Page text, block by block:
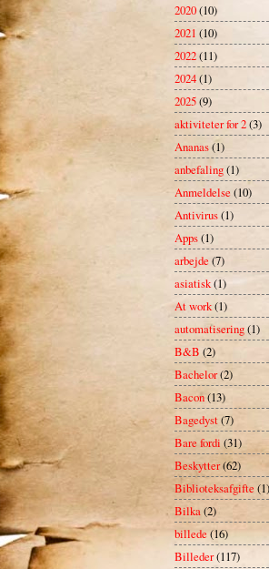
2020(10)
2021 (10)
2022(11)
2024(1)
2025(9)
aktiviteter for 2(3)
Ananas(1)
anbefaling(1)
Anmeldelse(10)
Antivirus(1)
Apps(1)
arbejde (7)
asiatisk(1)
At work(1)
automatisering(1)
B&B (2)
Bachelor(2)
Bacon(13)
Bagedyst(7)
Bare fordi (31)
Beskytter(62)
Biblioteksafgifte (1)
Bilka(2)
billede (16)
Billeder(117)